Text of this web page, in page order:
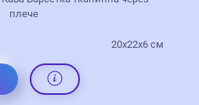
плече
20x22x6 см